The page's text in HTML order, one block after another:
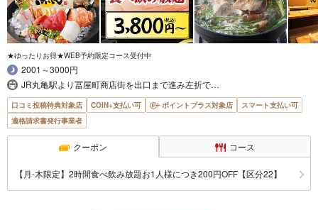
★ゆったりお得★WEB予約限定コース受付中
2001～3000円
JR丸亀駅より冨屋町商店街を出口まで進み左折で…
口コミ投稿特典対象店 COIN+支払い可 ポイントプラス対象店
スマート支払い可
適格請求書発行事業者
クーポン コース
【月‐木限定】2時間食べ飲み放題お1人様につき200円OFF【区分22】